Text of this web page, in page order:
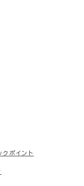
ポイント